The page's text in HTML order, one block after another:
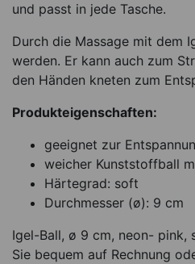
und passt in jede Tasche.
Durch die Massage mit dem
werden. Er kann auch zum
den Händen kneten zum
Produkteigenschaften:
geeignet zur
weicher Kunststoffball
Härtegrad: soft
Durchmesser (ø): 9 cm
Igel-Ball, ø 9 cm, neon- pink,
Sie bequem auf Rechnung